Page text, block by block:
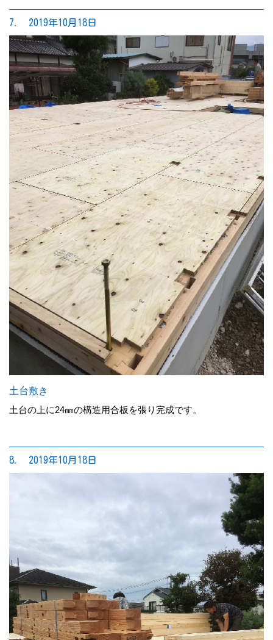
7. 2019年10月18日
土台敷き
土台の上に24㎜の構造用合板を張り完成です。
8. 2019年10月18日